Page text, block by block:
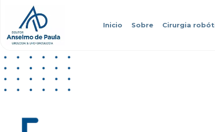
Inicio Sobre Cirurgia